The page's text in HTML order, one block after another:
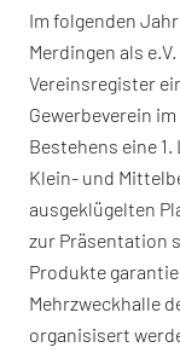
Im folgenden
Merdingen als
Vereinsregister
Gewerbeverein
Bestehens eine
Klein- und
ausgeklügelten
zur Präsentation
Produkte
Mehrzweckhalle
organisisert